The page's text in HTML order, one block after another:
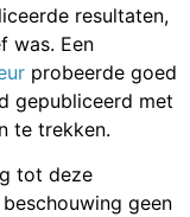
resultaten,
was. Een
probeerde goed
gepubliceerd met
te trekken.
tot deze
geen